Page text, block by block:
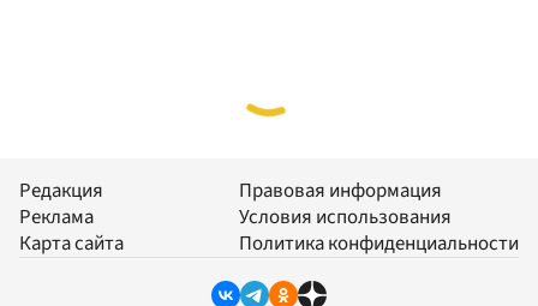
Редакция
Реклама
Карта сайта
Правовая информация
Условия использования
Политика конфиденциальности